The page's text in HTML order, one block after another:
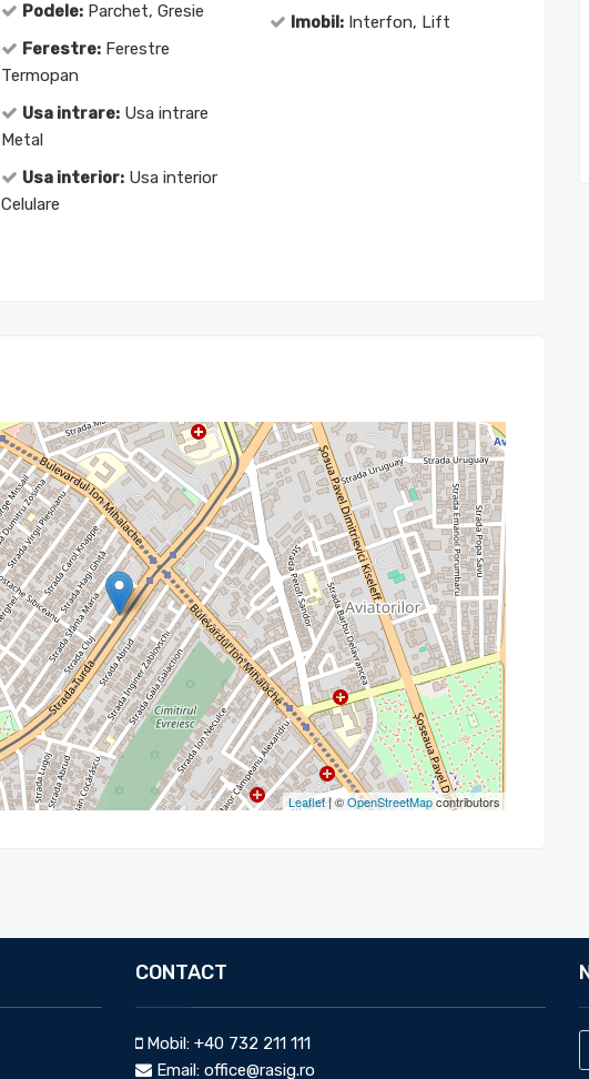
Podele:Parchet, Gresie
Ferestre:Ferestre
Termopan
Usa intrare:Usa intrare
Metal
Usa interior:Usa interior
Celulare
Imobil: Interfon, Lift
Leaflet| ©OpenStreetMapcontributors
CONTACT
Mobil: +40 732 211 111
Email: office@rasig.ro